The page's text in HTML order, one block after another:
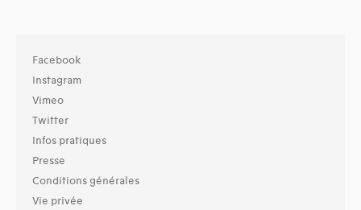
Facebook
Instagram
Vimeo
Twitter
Infos pratiques
Presse
Conditions générales
Vie privée